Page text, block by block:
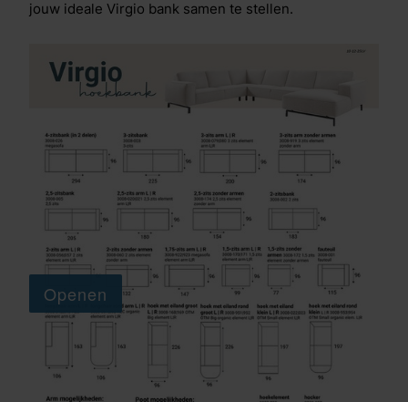
jouw ideale Virgio bank samen te stellen.